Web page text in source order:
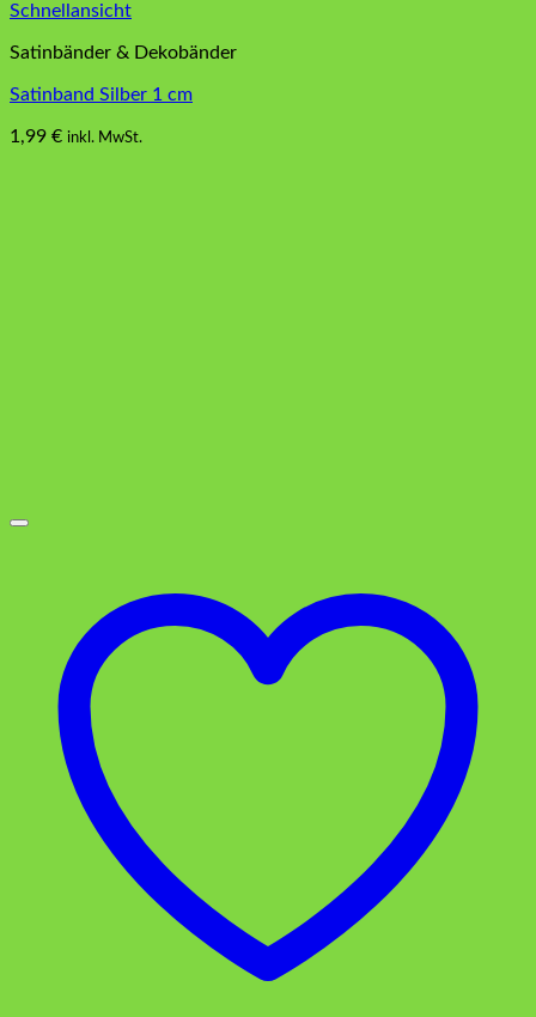
Schnellansicht
Satinbänder & Dekobänder
Satinband Silber 1 cm
1,99 € inkl. MwSt.